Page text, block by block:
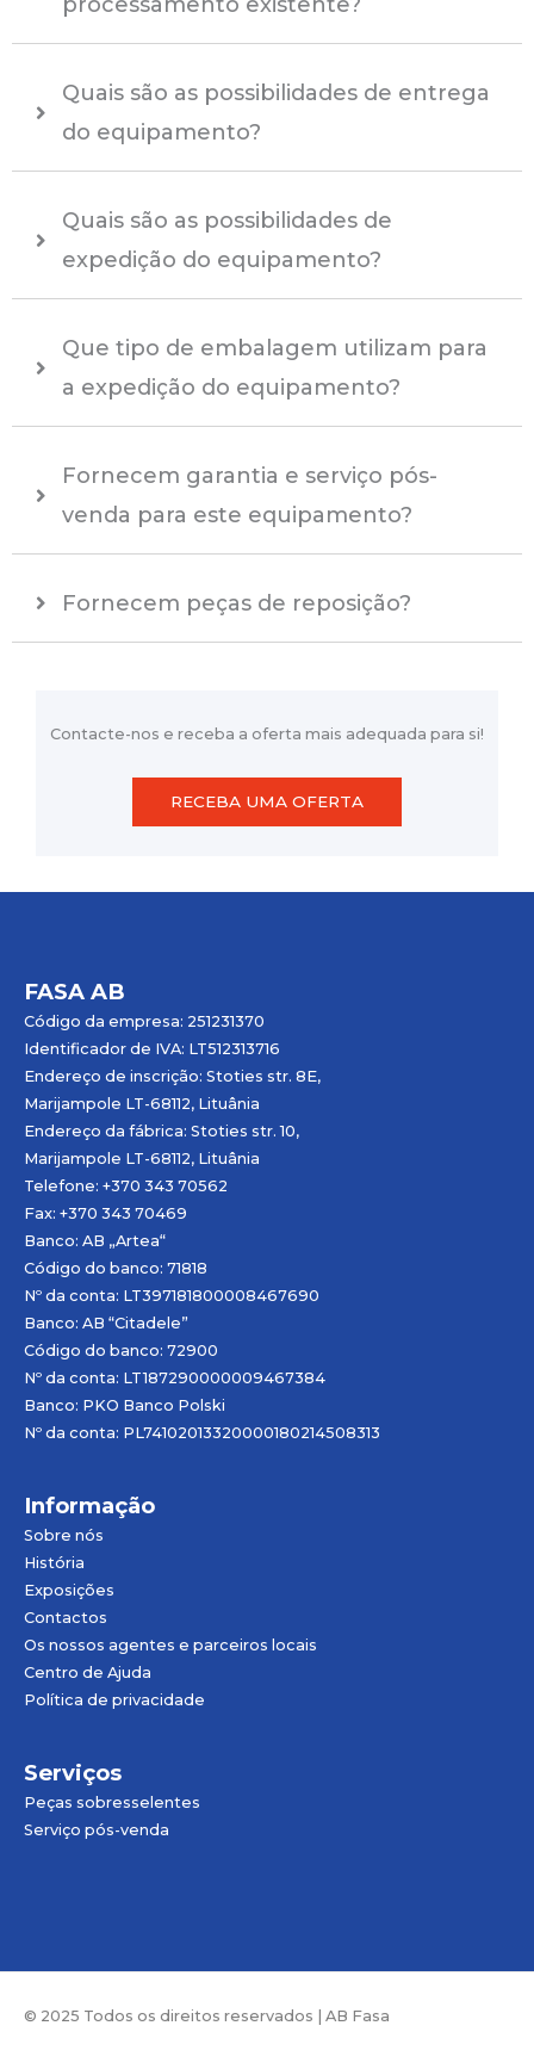
processamento existente?
Quais são as possibilidades de entrega
do equipamento?
Quais são as possibilidades de
expedição do equipamento?
Que tipo de embalagem utilizam para
a expedição do equipamento?
Fornecem garantia e serviço pós-
venda para este equipamento?
Fornecem peças de reposição?
Contacte-nos e receba a oferta mais adequada para si!
RECEBA UMA OFERTA
FASA AB
Código da empresa: 251231370
Identificador de IVA: LT512313716
Endereço de inscrição: Stoties str. 8E,
Marijampole LT-68112, Lituânia
Endereço da fábrica: Stoties str. 10,
Marijampole LT-68112, Lituânia
Telefone: +370 343 70562
Fax: +370 343 70469
Banco: AB „Artea“
Código do banco: 71818
Nº da conta: LT397181800008467690
Banco: AB “Citadele”
Código do banco: 72900
Nº da conta: LT187290000009467384
Banco: PKO Banco Polski
Nº da conta: PL74102013320000180214508313
Informação
Sobre nós
História
Exposições
Contactos
Os nossos agentes e parceiros locais
Centro de Ajuda
Política de privacidade
Serviços
Peças sobresselentes
Serviço pós-venda
© 2025 Todos os direitos reservados | AB Fasa